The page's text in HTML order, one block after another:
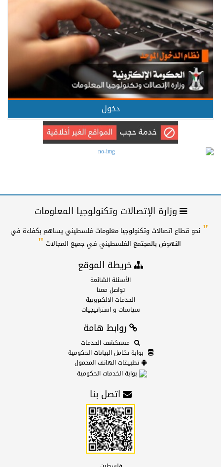
دخول
وزارة الإتصالات وتكنولوجيا المعلومات
" نحو قطاع اتصالات وتكنولوجيا معلومات فلسطيني يساهم بكفاءة في
النهوض بالمجتمع الفلسطيني في جميع المجالات"
خريطة الموقع
الأسئلة الشائعة
تواصل معنا
الخدمات الالكترونية
سياسات و استراتيجيات
روابط هامة
مستكشف الخدمات
بوابة تكامل البيانات الحكومية
تطبيقات الهاتف المحمول
بوابة الخدمات الحكومية
اتصل بنا